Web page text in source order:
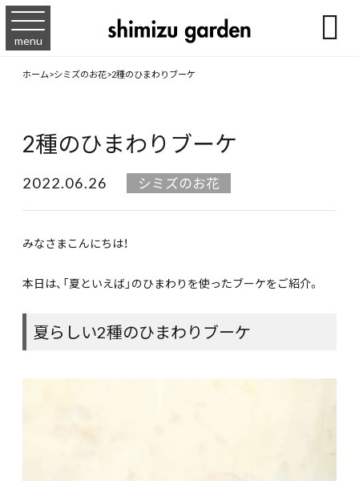
menu 
ホーム>シミズのお花>2種のひまわりブーケ
2種のひまわりブーケ
2022.06.26 シミズのお花
みなさまこんにちは！
本日は、「夏といえば」のひまわりを使ったブーケをご紹介。
夏らしい2種のひまわりブーケ